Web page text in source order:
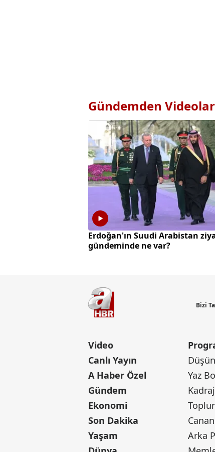
Gündemden Videolar
Erdoğan'ın Suudi Arabistan
gündeminde ne var?
Bizi
Video
Canlı Yayın
A Haber Özel
Gündem
Ekonomi
Son Dakika
Yaşam
Yaz
Kadraj
Arka